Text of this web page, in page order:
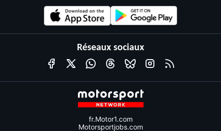
Réseaux sociaux
fr.Motor1.com
Motorsportjobs.com